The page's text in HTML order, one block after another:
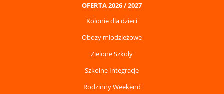
OFERTA 2026 / 2027
Kolonie dla dzieci
Obozy młodzieżowe
Zielone Szkoły
Szkolne Integracje
Rodzinny Weekend